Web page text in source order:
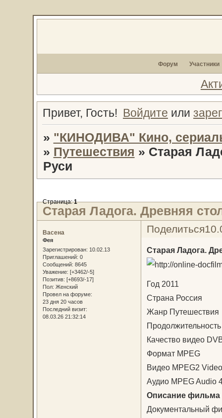
Форум Участники
Привет, Гость! Войдите или
» "КИНОДИВА" Кино,
» Путешествия » Старая
Руси
Старая Ладога. Древняя
Страница:1
Поделиться
Васена
Фея
Зарегистрирован: 10.02.13
Приглашений: 0
Сообщений: 8645
Уважение: [+3462/-5]
Позитив: [+8693/-17]
Пол: Женский
Провел на форуме:
23 дня 20 часов
Последний визит:
08.03.26 21:32:14
Старая Ладога.
Год 2011
Страна Россия
Жанр Путешествия
Качество видео
Формат MPEG
Видео MPEG2
Аудио MPEG Audio
Описание фильма
Документальный